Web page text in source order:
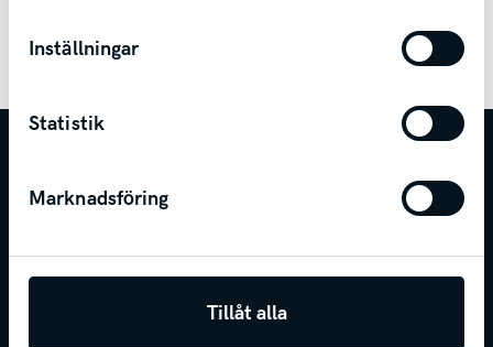
Inställningar
Statistik
Marknadsföring
Tillåt alla
Referens ska anges med namn på den person
KONTAKT
E-post
info@svenskamotor.se
FÖLJ SVENSKA MOTOR